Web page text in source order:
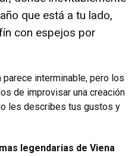
que está a tu lado,
con espejos por
interminable, pero los
de improvisar una creación
les describes tus gustos y
legendarias de Viena